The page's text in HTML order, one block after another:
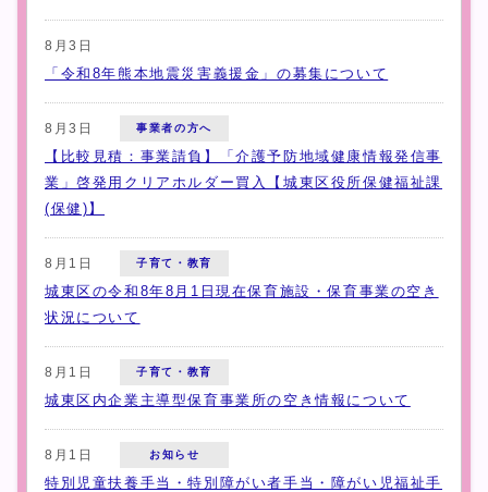
8月3日
「令和8年熊本地震災害義援金」の募集について
8月3日 事業者の方へ
【比較見積：事業請負】「介護予防地域健康情報発信事
業」啓発用クリアホルダー買入【城東区役所保健福祉課
(保健)】
8月1日 子育て・教育
城東区の令和8年8月1日現在保育施設・保育事業の空き
状況について
8月1日 子育て・教育
城東区内企業主導型保育事業所の空き情報について
8月1日 お知らせ
特別児童扶養手当・特別障がい者手当・障がい児福祉手